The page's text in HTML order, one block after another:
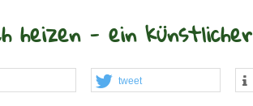
heizen - ein
tweet